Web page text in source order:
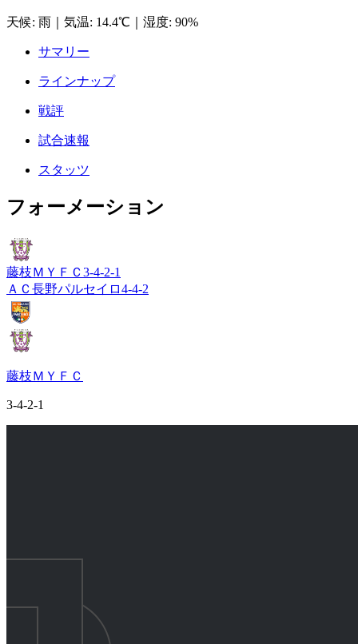
天候: 雨 気温: 14.4℃ 湿度: 90%
サマリー
ラインナップ
戦評
試合速報
スタッツ
フォーメーション
藤枝ＭＹＦＣ 3-4-2-1
ＡＣ長野パルセイロ4-4-2
藤枝ＭＹＦＣ
3-4-2-1